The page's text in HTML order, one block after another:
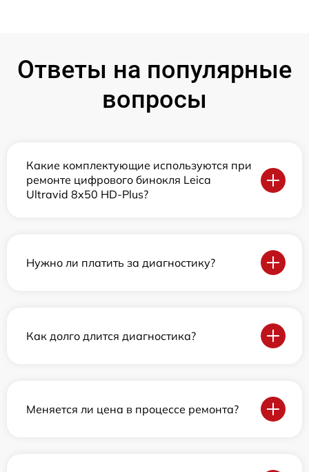
Ответы на популярные
вопросы
Какие комплектующие используются при
ремонте цифрового бинокля Leica
Ultravid 8x50 HD-Plus?
Нужно ли платить за диагностику?
Как долго длится диагностика?
Меняется ли цена в процессе ремонта?